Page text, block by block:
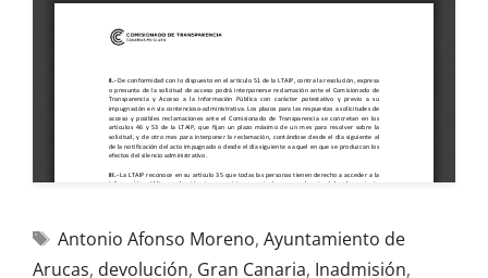
Antonio Afonso Moreno, Ayuntamiento de
Arucas, devolución, Gran Canaria, Inadmisión,